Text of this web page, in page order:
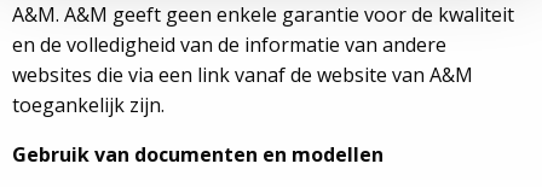
A&M. A&M geeft geen enkele garantie voor de kwaliteit
en de volledigheid van de informatie van andere
websites die via een link vanaf de website van A&M
toegankelijk zijn.
Gebruik van documenten en modellen